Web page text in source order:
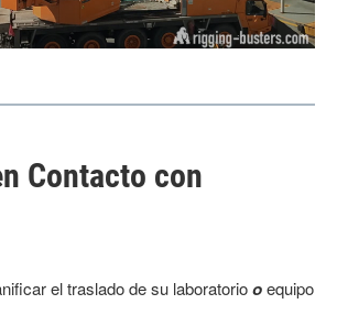
Contacto con
el traslado de su laboratoriooequipo